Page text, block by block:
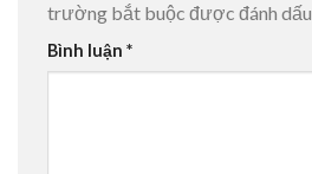
trường bắt buộc được đánh dấu
Bình luận *